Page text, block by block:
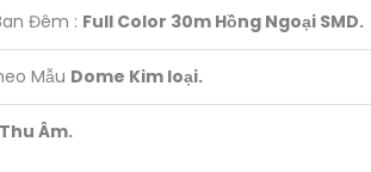
Đêm : Full Color 30m Hồng Ngoại SMD.
Mẫu Dome Kim loại.
Thu Âm.